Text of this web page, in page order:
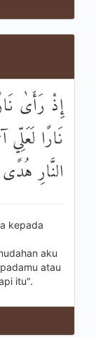
إِذْ رَأَىٰ
نَارًا
النَّارِ هُدًى
kepada
aku
atau
itu".